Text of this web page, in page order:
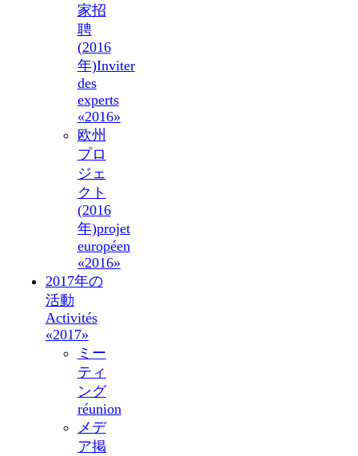
家招
聘
(2016
年)Inviter
des
experts
«2016»
欧州
プロ
ジェ
クト
(2016
年)projet
européen
«2016»
2017年の
活動
Activités
«2017»
ミー
ティ
ング
réunion
メデ
ア掲